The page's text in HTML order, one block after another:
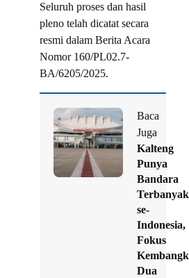
Seluruh proses dan hasil
pleno telah dicatat secara
resmi dalam Berita Acara
Nomor 160/PL02.7-
BA/6205/2025.
Baca
Juga
Kalteng
Punya
Bandara
Terbanyak
se-
Indonesia,
Fokus
Dua